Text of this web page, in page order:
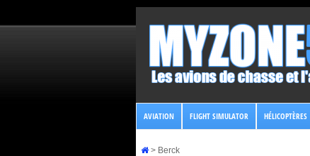
AVIATION FLIGHT SIMULATOR HÉLICOPTÈRES
> Berck